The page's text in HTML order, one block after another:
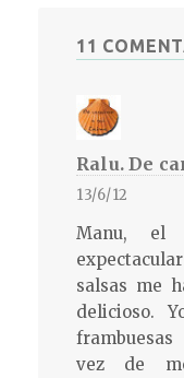
11
Ralu. De
13/6/12
Manu, el
salsas me
delicioso.
vez de